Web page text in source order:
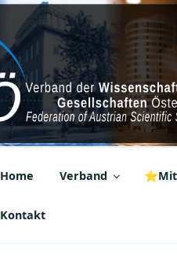
VWGÖ
Federation of Austrian
Home Verband
Kontakt